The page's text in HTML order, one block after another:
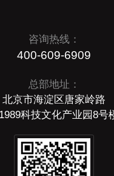
咨询热线：
400-609-6909
总部地址：
北京市海淀区唐家岭路
科技文化产业园8号